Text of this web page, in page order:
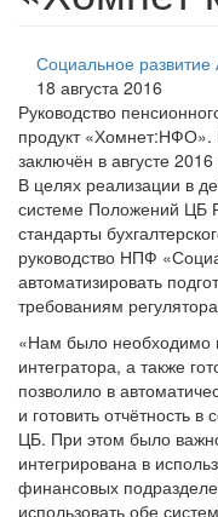
Социальное
18 августа 2016
Руководство
продукт «Хомнет:НФО».
заключён в августе 2016
В целях реализации в
системе Положений ЦБ
стандарты
руководство НПФ
автоматизировать
требованиям
«Нам было необходимо
интегратора, а также
позволило в
и готовить отчётность
ЦБ. При этом было
интегрирована в
финансовых
использовать обе